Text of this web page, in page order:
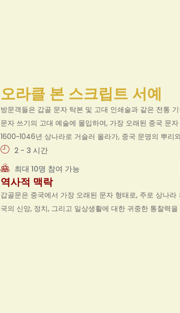
오라클 본 스크립트 서예
방문객들은 갑골 문자 탁본 및 고대 인쇄술과 같은 전통
문자 쓰기의 고대 예술에 몰입하여, 가장 오래된 중국 문
1600~1046년 상나라로 거슬러 올라가, 중국 문명의 뿌리
2 - 3 시간
최대 10명 참여 가능
역사적 맥락
갑골문은 중국에서 가장 오래된 문자 형태로, 주로 상나
국의 신앙, 정치, 그리고 일상생활에 대한 귀중한 통찰력을